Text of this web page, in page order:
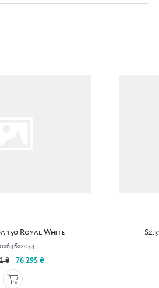
150 Royal White
₴ 76 295 ₴